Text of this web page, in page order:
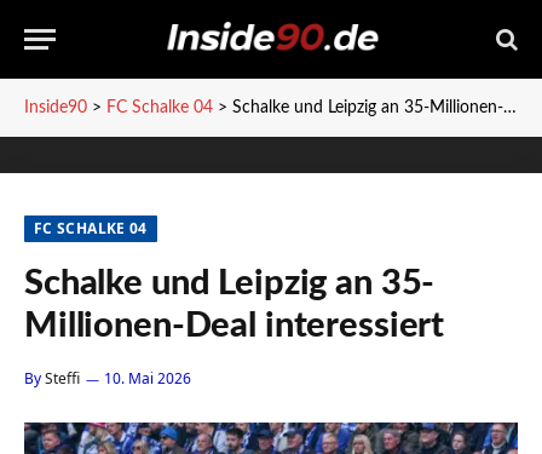
Inside90 > FC Schalke 04 > Schalke und Leipzig an 35-Millionen-Deal interessiert
FC SCHALKE 04
Schalke und Leipzig an 35-
Millionen-Deal interessiert
BySteffi 10. Mai 2026